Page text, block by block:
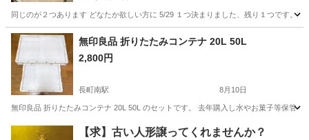
同じのが２つあります どなたか欲しい方に 5/29 １つ決まりました、残り１つです。宜
宮城 大崎市 田尻駅 テーブル
無印良品 折りたたみコンテナ 20L 50L
2,800円
長町南駅 8月10日
無印良品 折りたたみコンテナ 20L 50L のセットです。 去年購入し水やお菓子等保管
長町南駅 収納家具 コンテナ
【求】古い人形譲ってくれませんか？